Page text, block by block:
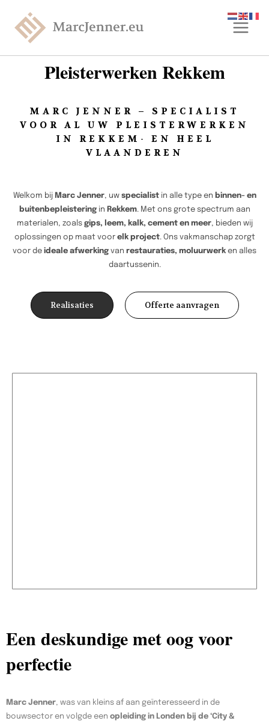
Pleisterwerken Rekkem
MARC JENNER – SPECIALIST
VOOR AL UW PLEISTERWERKEN
IN REKKEM- EN HEEL
VLAANDEREN
Welkom bij Marc Jenner, uw specialistin alle type en binnen- en
buitenbepleisteringin Rekkem. Met ons grote spectrum aan
materialen, zoals gips, leem, kalk, cement en meer, bieden wij
oplossingen op maat voor elk project. Ons vakmanschap zorgt
voor de ideale afwerking van restauraties, moluurwerk en alles
daartussenin.
Realisaties Offerte aanvragen
Een deskundige met oog voor
perfectie
Marc Jenner, was van kleins af aan geïnteresseerd in de
bouwsector en volgde een opleiding in Londen bij de ‘City &